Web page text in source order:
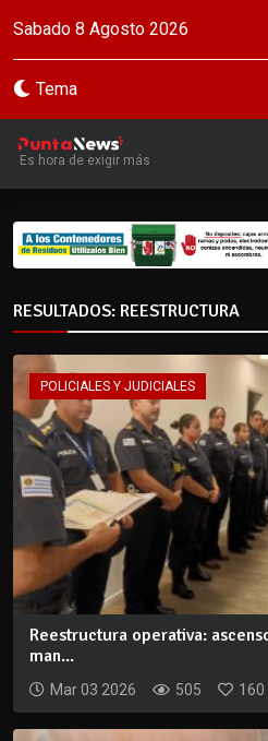
Sabado 8 Agosto 2026
Tema
Es hora de exigir más
RESULTADOS: REESTRUCTURA
POLICIALES Y JUDICIALES
Reestructura operativa:
man...
Mar 03 2026 505 160